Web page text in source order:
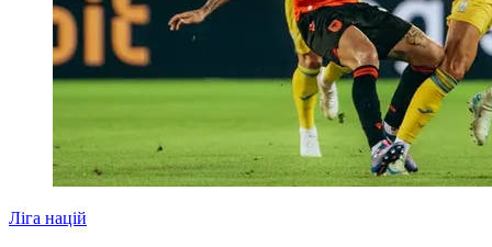
Ліга націй